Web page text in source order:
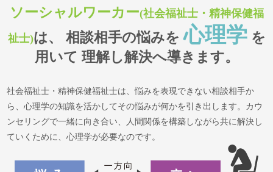
ソーシャルワーカー(社会福祉士・精神保健福
祉士)は、 相談相手の悩みを心理学を
用いて 理解し解決へ導きます。
社会福祉士・精神保健福祉士は、悩みを表現できない相談相手か
ら、心理学の知識を活かしてその悩みが何かを引き出します。カウ
ンセリングで一緒に向き合い、人間関係を構築しながら共に解決し
ていくために、心理学が必要なのです。